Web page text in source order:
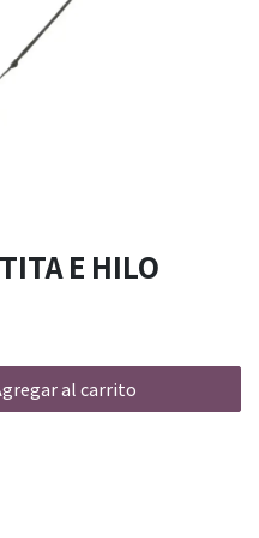
E HILO
al carrito